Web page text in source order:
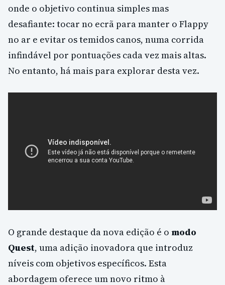
onde o objetivo continua simples mas
desafiante: tocar no ecrã para manter o Flappy
no ar e evitar os temidos canos, numa corrida
infindável por pontuações cada vez mais altas.
No entanto, há mais para explorar desta vez.
O grande destaque da nova edição é o modo
Quest, uma adição inovadora que introduz
níveis com objetivos específicos. Esta
abordagem oferece um novo ritmo à